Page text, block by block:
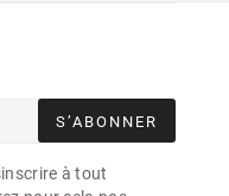
S’ABONNER
à tout